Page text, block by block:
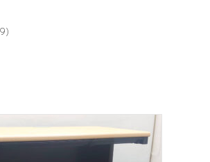
商4589